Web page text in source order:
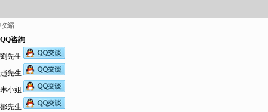
收縮
QQ咨詢
劉先生
趙先生
琳小姐
鄒先生